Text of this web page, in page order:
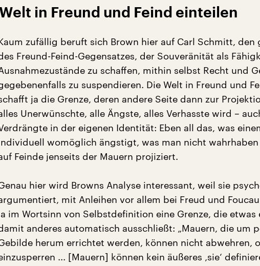
in Freund und Feind einteilen
zufällig beruft sich Brown hier auf Carl Schmitt, den
Freund-Feind-Gegensatzes, der Souveränität als
zu schaffen, mithin selbst Recht und
zu suspendieren. Die Welt in Freund und
ja die Grenze, deren andere Seite dann zur
Unerwünschte, alle Ängste, alles Verhasste wird –
in der eigenen Identität: Eben all das, was
womöglich ängstigt, was man nicht
Feinde jenseits der Mauern projiziert.
hier wird Browns Analyse interessant, weil sie
mit Anleihen vor allem bei Freud und
im Wortsinn von Selbstdefinition eine Grenze, die etwas
anderes automatisch ausschließt: „Mauern, die um
herum errichtet werden, können nicht abwehren,
... [Mauern] können kein äußeres ‚sie‘